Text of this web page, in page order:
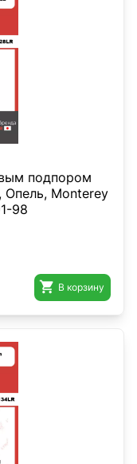
подпором
Опель, Monterey
98
 В корзину